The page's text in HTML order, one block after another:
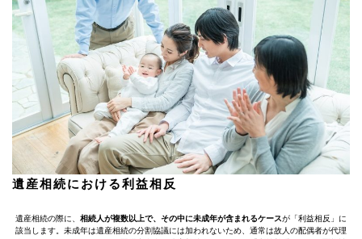
遺産相続における利益相反
遺産相続の際に、 相続人が複数以上で、その中に未成年が含まれるケースが「利益相反」に
該当します。未成年は遺産相続の分割協議には加われないため、通常は故人の配偶者が代理